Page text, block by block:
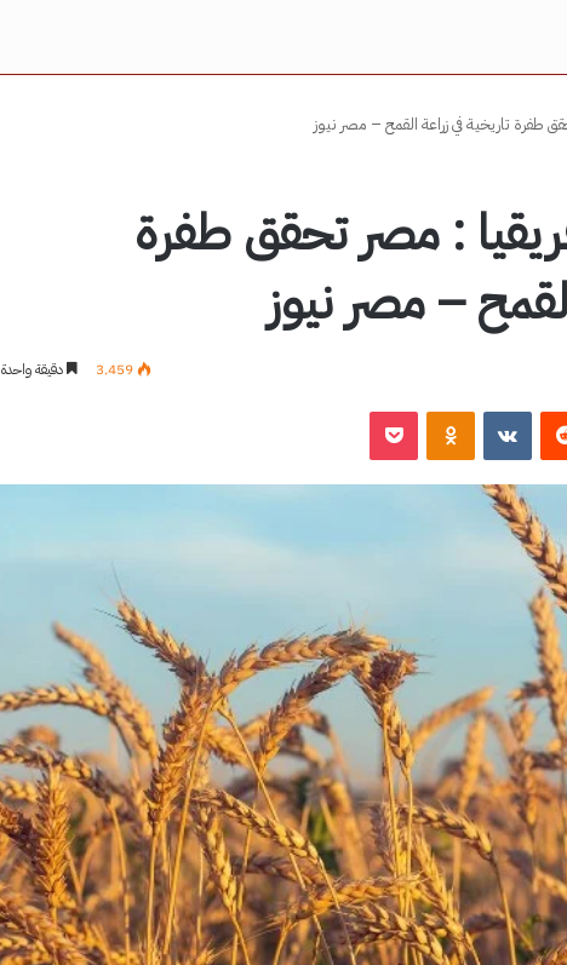
طفرة تاريخية في زراعة القمح – مصر نيوز
: مصر تحقق طفرة
– مصر نيوز
3٬459 دقيقة واحدة
‏VKontakte